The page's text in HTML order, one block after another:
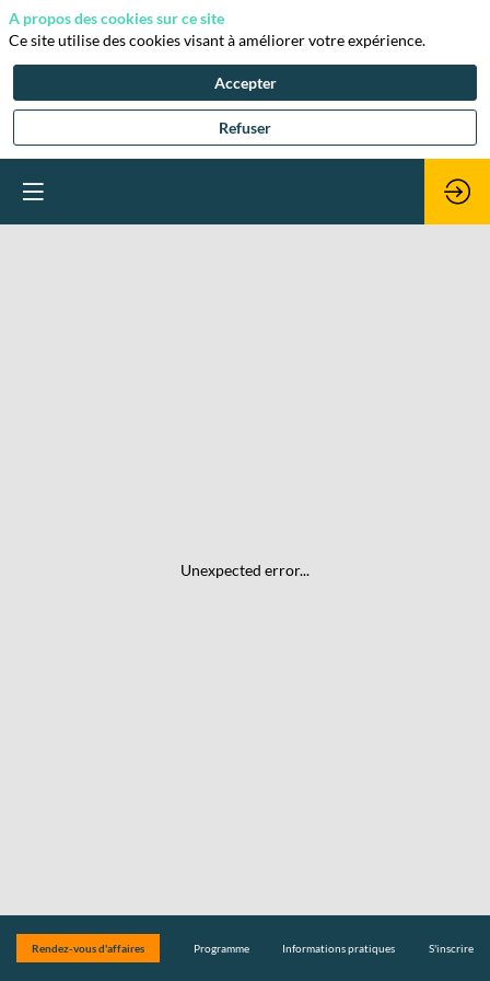
Unexpected error...
Rendez-vous d'affaires Programme Informations pratiques S'inscrire
A propos des cookies sur ce site
Ce site utilise des cookies visant à améliorer votre expérience.
Accepter
Refuser